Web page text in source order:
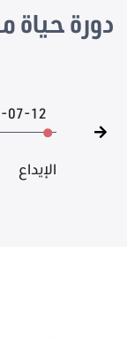
دورة حياة
07-12
الإيداع